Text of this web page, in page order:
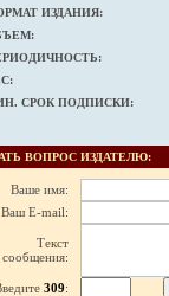
ИЗДАНИЯ:
СРОК ПОДПИСКИ:
ВОПРОС ИЗДАТЕЛЮ:
Ваше имя:
Ваш E-mail:
Текст
сообщения:
309: